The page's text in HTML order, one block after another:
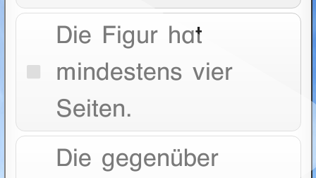
Die Figur hat
mindestens vier
Seiten.
Die gegenüber